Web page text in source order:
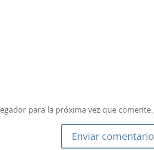
para la próxima vez que comente.
Enviar comentario